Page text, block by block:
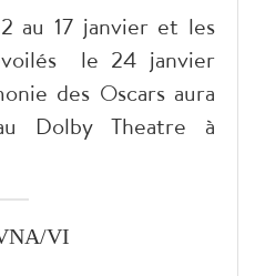
au 17 janvier et les
le 24 janvier
des Oscars aura
Dolby Theatre à
VI